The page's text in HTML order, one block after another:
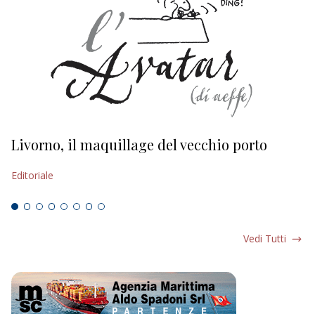
Livorno, il maquillage del vecchio porto
Editoriale
Vedi Tutti